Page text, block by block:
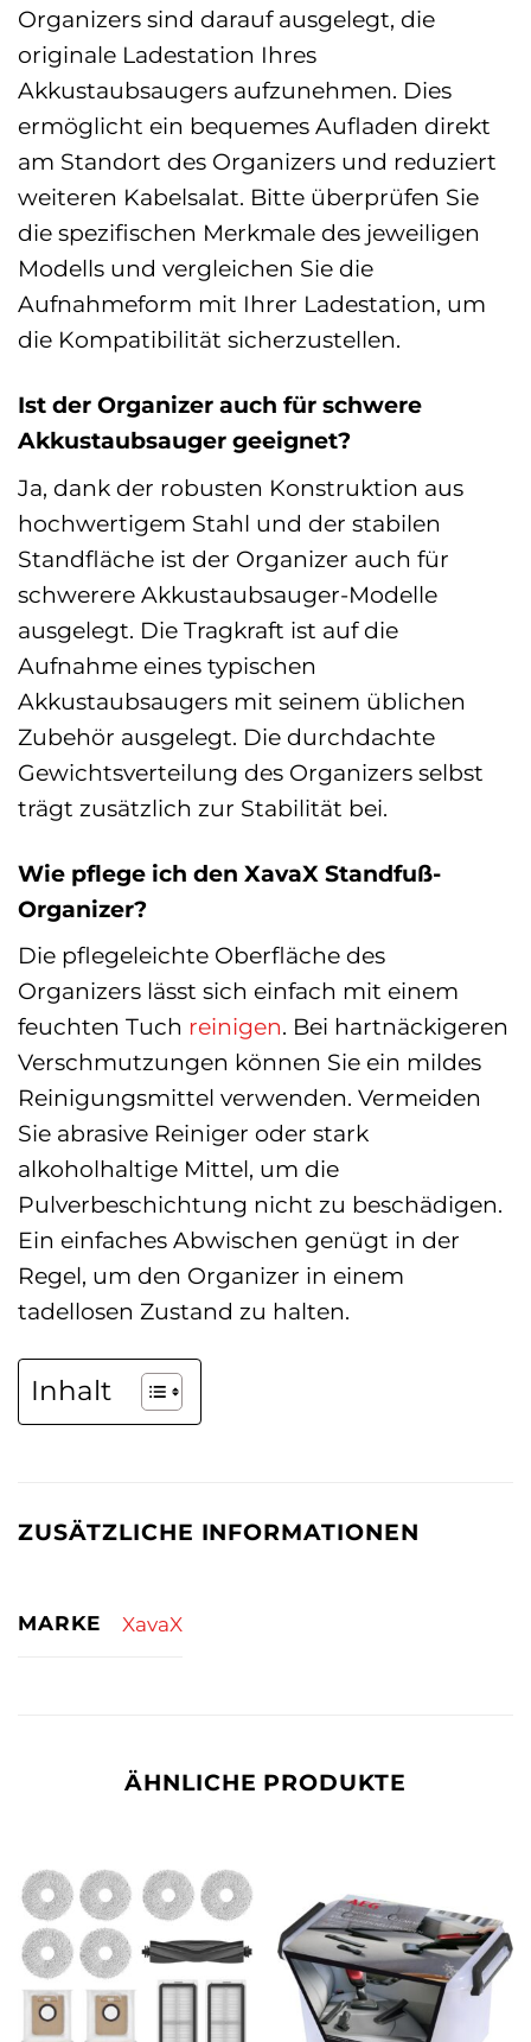
Organizers sind darauf ausgelegt, die
originale Ladestation Ihres
Akkustaubsaugers aufzunehmen. Dies
ermöglicht ein bequemes Aufladen direkt
am Standort des Organizers und reduziert
weiteren Kabelsalat. Bitte überprüfen Sie
die spezifischen Merkmale des jeweiligen
Modells und vergleichen Sie die
Aufnahmeform mit Ihrer Ladestation, um
die Kompatibilität sicherzustellen.
Ist der Organizer auch für schwere
Akkustaubsauger geeignet?
Ja, dank der robusten Konstruktion aus
hochwertigem Stahl und der stabilen
Standfläche ist der Organizer auch für
schwerere Akkustaubsauger-Modelle
ausgelegt. Die Tragkraft ist auf die
Aufnahme eines typischen
Akkustaubsaugers mit seinem üblichen
Zubehör ausgelegt. Die durchdachte
Gewichtsverteilung des Organizers selbst
trägt zusätzlich zur Stabilität bei.
Wie pflege ich den XavaX Standfuß-
Organizer?
Die pflegeleichte Oberfläche des
Organizers lässt sich einfach mit einem
feuchten Tuch reinigen. Bei hartnäckigeren
Verschmutzungen können Sie ein mildes
Reinigungsmittel verwenden. Vermeiden
Sie abrasive Reiniger oder stark
alkoholhaltige Mittel, um die
Pulverbeschichtung nicht zu beschädigen.
Ein einfaches Abwischen genügt in der
Regel, um den Organizer in einem
tadellosen Zustand zu halten.
Inhalt
ZUSÄTZLICHE INFORMATIONEN
MARKE XavaX
ÄHNLICHE PRODUKTE